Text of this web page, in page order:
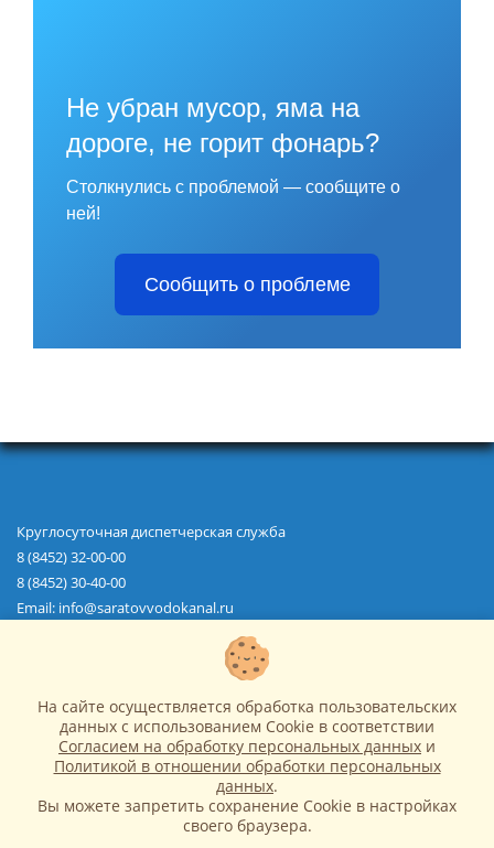
обучающихся
Международное сотрудничество
Организация питания в образовательной
организации
Строительство, реконструкция и ремонт сетей
Не убран мусор, яма на
дороге, не горит фонарь?
Столкнулись с проблемой — сообщите о
ней!
Сообщить о проблеме
Круглосуточная диспетчерская служба
8 (8452) 32-00-00
8 (8452) 30-40-00
Email: info@saratovvodokanal.ru
Абонентам
Новости
Закупки
Сведения об образовательной организации
Ремонт сетей
На сайте осуществляется обработка пользовательских
данных с использованием Cookie в соответствии
Согласием на обработку персональных данных и
Политикой в отношении обработки персональных
данных.
Вы можете запретить сохранение Cookie в настройках
своего браузера.